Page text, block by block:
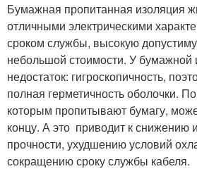
Бумажная пропитанная изоляция
отличными электрическими
сроком службы, высокую
небольшой стоимости. У бумажной
недостаток: гигроскопичность,
полная герметичность оболочки.
которым пропитывают бумагу,
концу. А это приводит к снижению
прочности, ухудшению условий
сокращению сроку службы кабеля.